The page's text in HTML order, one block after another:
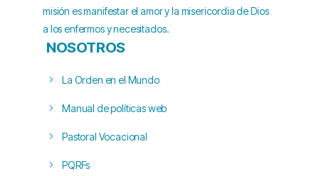
misión es manifestar el amor y la misericordia de Dios
a los enfermos y necesitados.
NOSOTROS
La Orden en el Mundo
Manual de políticas web
Pastoral Vocacional
PQRFs